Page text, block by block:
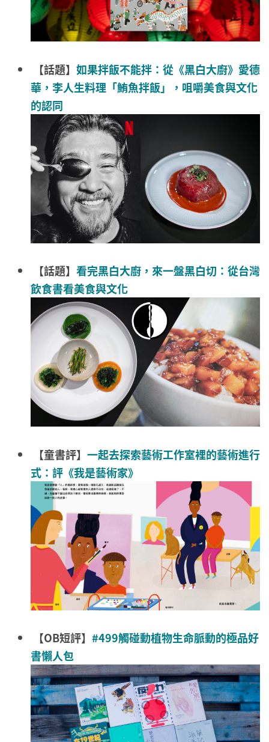
【話題】 如果拌飯不能拌：從《黑白大廚》愛德
華，李人生料理「鮪魚拌飯」，咀嚼美食與文化
的認同
【話題】 看完黑白大廚，來一盤黑白切：從台灣
飲食書看美食與文化
【童書評】 一起去探索藝術工作室裡的藝術進行
式：評《我是藝術家》
【OB短評】 #499觸碰動植物生命脈動的極品好
書懶人包